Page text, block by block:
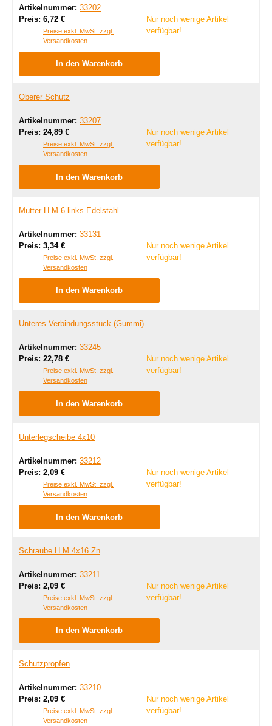
Artikelnummer: 33202
Preis: Regulärer Preis:
6,72 €
Preise exkl. MwSt. zzgl.
Versandkosten
Nur noch wenige Artikel
verfügbar!
In den Warenkorb
Oberer Schutz
Artikelnummer: 33207
Preis: Regulärer Preis:
24,89 €
Preise exkl. MwSt. zzgl.
Versandkosten
Nur noch wenige Artikel
verfügbar!
In den Warenkorb
Mutter H M 6 links Edelstahl
Artikelnummer: 33131
Preis: Regulärer Preis:
3,34 €
Preise exkl. MwSt. zzgl.
Versandkosten
Nur noch wenige Artikel
verfügbar!
In den Warenkorb
Unteres Verbindungsstück (Gummi)
Artikelnummer: 33245
Preis: Regulärer Preis:
22,78 €
Preise exkl. MwSt. zzgl.
Versandkosten
Nur noch wenige Artikel
verfügbar!
In den Warenkorb
Unterlegscheibe 4x10
Artikelnummer: 33212
Preis: Regulärer Preis:
2,09 €
Preise exkl. MwSt. zzgl.
Versandkosten
Nur noch wenige Artikel
verfügbar!
In den Warenkorb
Schraube H M 4x16 Zn
Artikelnummer: 33211
Preis: Regulärer Preis:
2,09 €
Preise exkl. MwSt. zzgl.
Versandkosten
Nur noch wenige Artikel
verfügbar!
In den Warenkorb
Schutzpropfen
Artikelnummer: 33210
Preis: Regulärer Preis:
2,09 €
Preise exkl. MwSt. zzgl.
Versandkosten
Nur noch wenige Artikel
verfügbar!